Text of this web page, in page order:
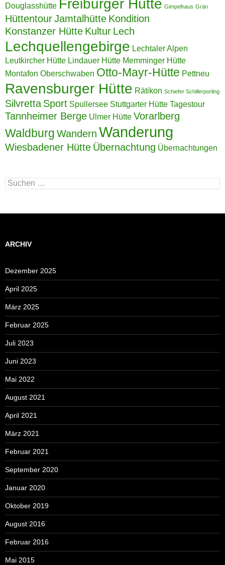
Douglasshütte Freiburger Hütte Gimpelhaus Grän
HüttentourJamtalhütte Kondition
Konstanzer Hütte Kultur Lech
Lechquellengebirge Lechtaler Alpen
Leutkircher Hütte Lindauer Hütte Memminger Hütte
Montafon Oberschwaben Otto-Mayr-Hütte Pettneu
Ravensburger Hütte Rätikon Schiefer Schillerporling
Silvretta Sport Spullersee Stuttgarter Hütte Tagestour
Tannheimer Berge Ulmer Hütte Vorarlberg
Waldburg Wandern Wanderung
Wiesbadener Hütte Übernachtung Übernachtungen
Suchen
nach:
ARCHIV
Dezember 2025
April 2025
März 2025
Februar 2025
Juli 2023
Juni 2023
Mai 2022
August 2021
April 2021
März 2021
Februar 2021
September 2020
Januar 2020
Oktober 2019
August 2016
Februar 2016
Mai 2015